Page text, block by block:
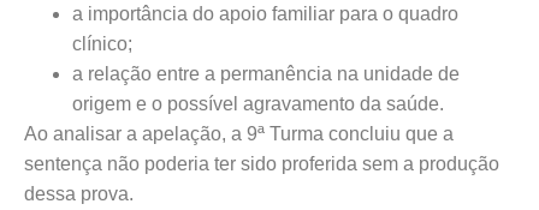
a importância do apoio familiar para o quadro
clínico;
a relação entre a permanência na unidade de
origem e o possível agravamento da saúde.
Ao analisar a apelação, a 9ª Turma concluiu que a
sentença não poderia ter sido proferida sem a produção
dessa prova.